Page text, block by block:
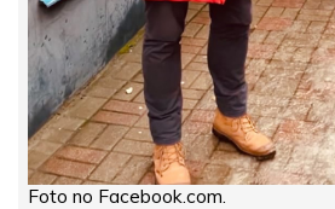
Foto no Facebook.com.